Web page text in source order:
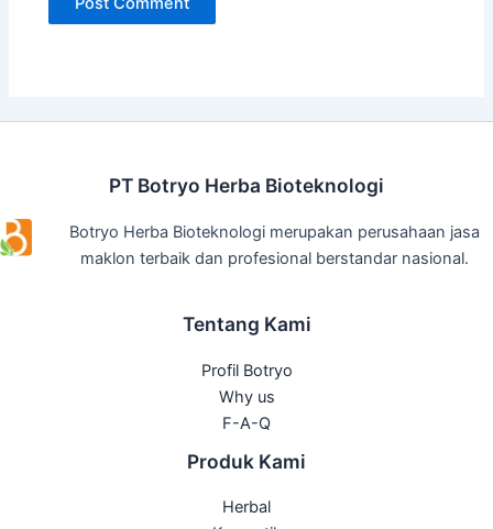
PT Botryo Herba Bioteknologi
Botryo Herba Bioteknologi merupakan perusahaan jasa
maklon terbaik dan profesional berstandar nasional.
Tentang Kami
Profil Botryo
Why us
F-A-Q
Produk Kami
Herbal